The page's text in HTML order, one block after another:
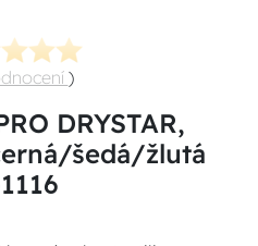
)
DRYSTAR,
šedá/žlutá